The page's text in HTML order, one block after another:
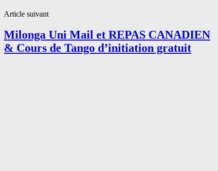
Article suivant
Milonga Uni Mail et REPAS CANADIEN
& Cours de Tango d’initiation gratuit